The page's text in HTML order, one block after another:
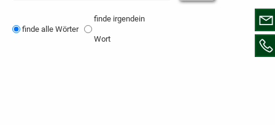
finde alle Wörter
finde irgendein
Wort